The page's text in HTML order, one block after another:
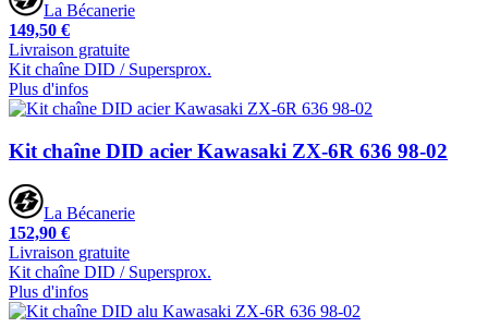
La Bécanerie
149,50 €
Livraison gratuite
Kit chaîne DID / Supersprox.
Plus d'infos
Kit chaîne DID acier Kawasaki ZX-6R 636 98-02
La Bécanerie
152,90 €
Livraison gratuite
Kit chaîne DID / Supersprox.
Plus d'infos